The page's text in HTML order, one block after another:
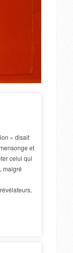
» disait
et
celui qui
malgré